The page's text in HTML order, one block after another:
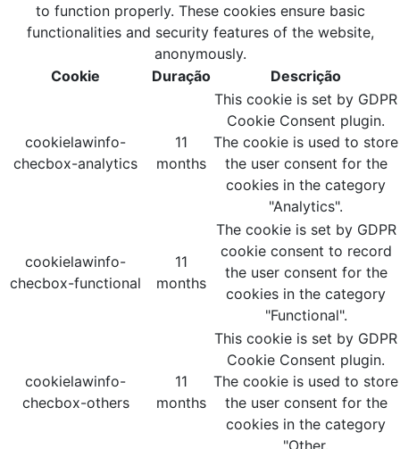
to function properly. These cookies ensure basic
functionalities and security features of the website,
anonymously.
Cookie
Duração Descrição
cookielawinfo-
checbox-analytics
11
months
This cookie is set by GDPR
Cookie Consent plugin.
The cookie is used to store
the user consent for the
cookies in the category
"Analytics".
cookielawinfo-
checbox-functional
11
months
The cookie is set by GDPR
cookie consent to record
the user consent for the
cookies in the category
"Functional".
cookielawinfo-
checbox-others
11
months
This cookie is set by GDPR
Cookie Consent plugin.
The cookie is used to store
the user consent for the
cookies in the category
"Other.